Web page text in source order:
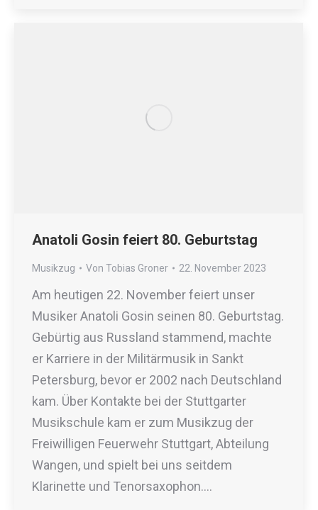
Anatoli Gosin feiert 80. Geburtstag
Musikzug Von Tobias Groner 22. November 2023
Am heutigen 22. November feiert unser
Musiker Anatoli Gosin seinen 80. Geburtstag.
Gebürtig aus Russland stammend, machte
er Karriere in der Militärmusik in Sankt
Petersburg, bevor er 2002 nach Deutschland
kam. Über Kontakte bei der Stuttgarter
Musikschule kam er zum Musikzug der
Freiwilligen Feuerwehr Stuttgart, Abteilung
Wangen, und spielt bei uns seitdem
Klarinette und Tenorsaxophon.…